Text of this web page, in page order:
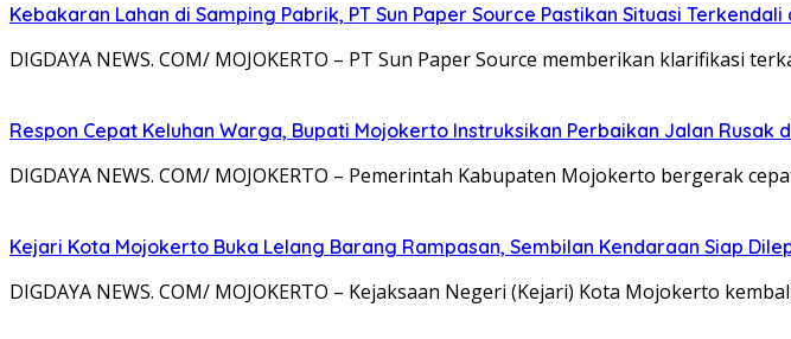
Kebakaran Lahan di Samping Pabrik, PT Sun Paper Source Pastikan Situasi Terkendali
DIGDAYA NEWS. COM/ MOJOKERTO – PT Sun Paper Source memberikan klarifikasi
Respon Cepat Keluhan Warga, Bupati Mojokerto Instruksikan Perbaikan Jalan Rusak
DIGDAYA NEWS. COM/ MOJOKERTO – Pemerintah Kabupaten Mojokerto bergerak
Kejari Kota Mojokerto Buka Lelang Barang Rampasan, Sembilan Kendaraan Siap
DIGDAYA NEWS. COM/ MOJOKERTO – Kejaksaan Negeri (Kejari) Kota Mojokerto